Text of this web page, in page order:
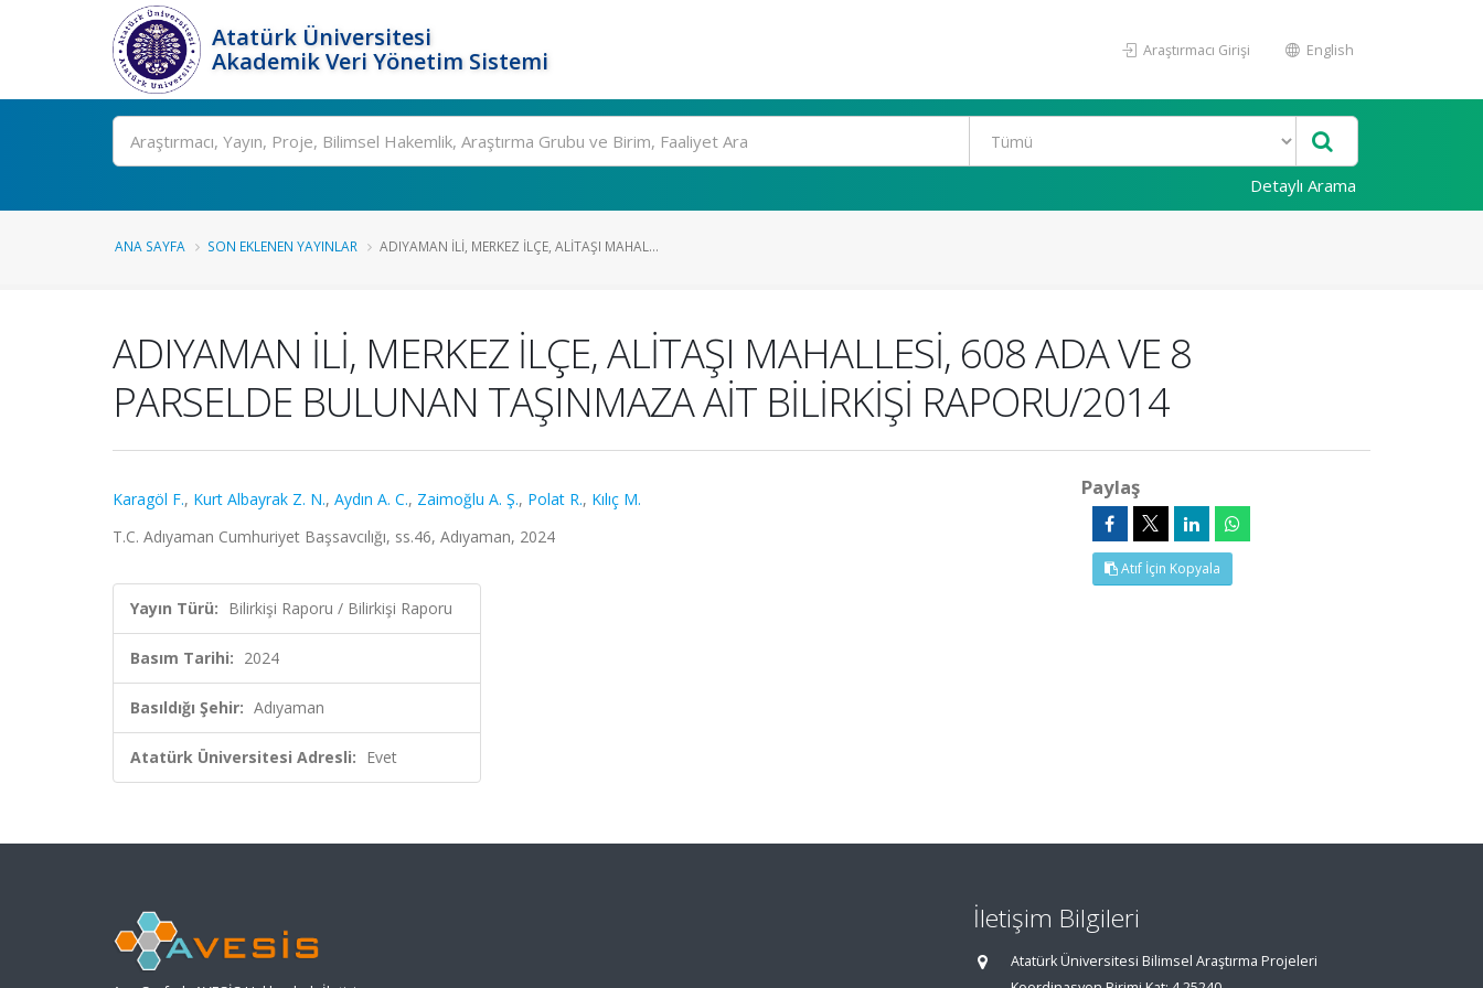
Atatürk Üniversitesi
Akademik Veri Yönetim Sistemi
Araştırmacı Girişi English
Ara
Detaylı Arama
ANA SAYFA SON EKLENEN YAYINLAR ADIYAMAN İLİ, MERKEZ İLÇE, ALİTAŞI MAHAL...
ADIYAMAN İLİ, MERKEZ İLÇE, ALİTAŞI MAHALLESİ, 608 ADA VE 8
PARSELDE BULUNAN TAŞINMAZA AİT BİLİRKİŞİ RAPORU/2014
Karagöl F., Kurt Albayrak Z. N., Aydın A. C., Zaimoğlu A. Ş., Polat R., Kılıç M.
T.C. Adıyaman Cumhuriyet Başsavcılığı, ss.46, Adıyaman, 2024
Yayın Türü: Bilirkişi Raporu / Bilirkişi Raporu
Basım Tarihi: 2024
Basıldığı Şehir: Adıyaman
Atatürk Üniversitesi Adresli: Evet
Paylaş
Atıf İçin Kopyala
İletişim Bilgileri
Atatürk Üniversitesi Bilimsel Araştırma Projeleri